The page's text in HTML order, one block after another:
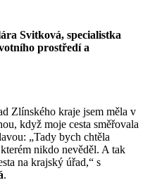
Svitková, specialistka
prostředí a
Zlínského kraje jsem měla v
když moje cesta směřovala
„Tady bych chtěla
nikdo nevěděl. A tak
na krajský úřad,“ s
.